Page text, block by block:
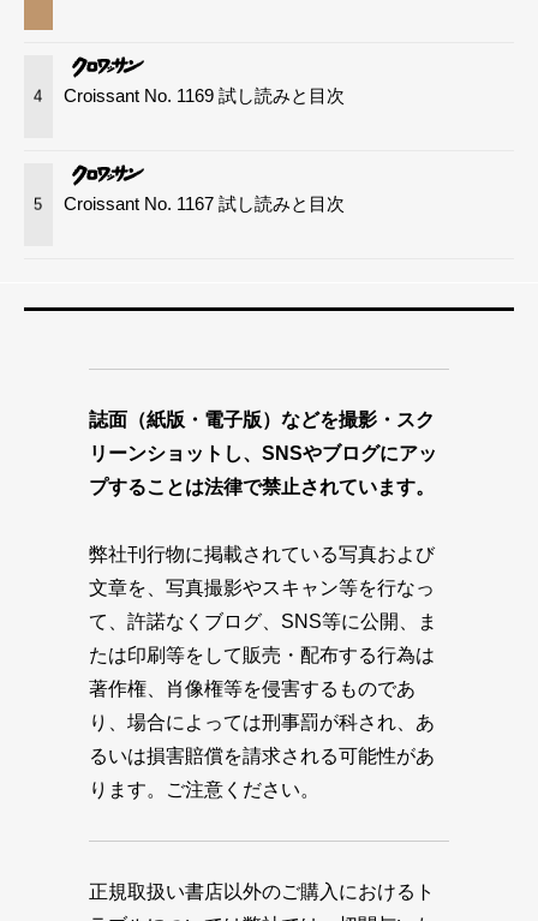
4 Croissant No. 1169 試し読みと目次
5 Croissant No. 1167 試し読みと目次
誌面（紙版・電子版）などを撮影・スク
リーンショットし、SNSやブログにアッ
プすることは法律で禁止されています。
弊社刊行物に掲載されている写真および
文章を、写真撮影やスキャン等を行なっ
て、許諾なくブログ、SNS等に公開、ま
たは印刷等をして販売・配布する行為は
著作権、肖像権等を侵害するものであ
り、場合によっては刑事罰が科され、あ
るいは損害賠償を請求される可能性があ
ります。ご注意ください。
正規取扱い書店以外のご購入におけるト